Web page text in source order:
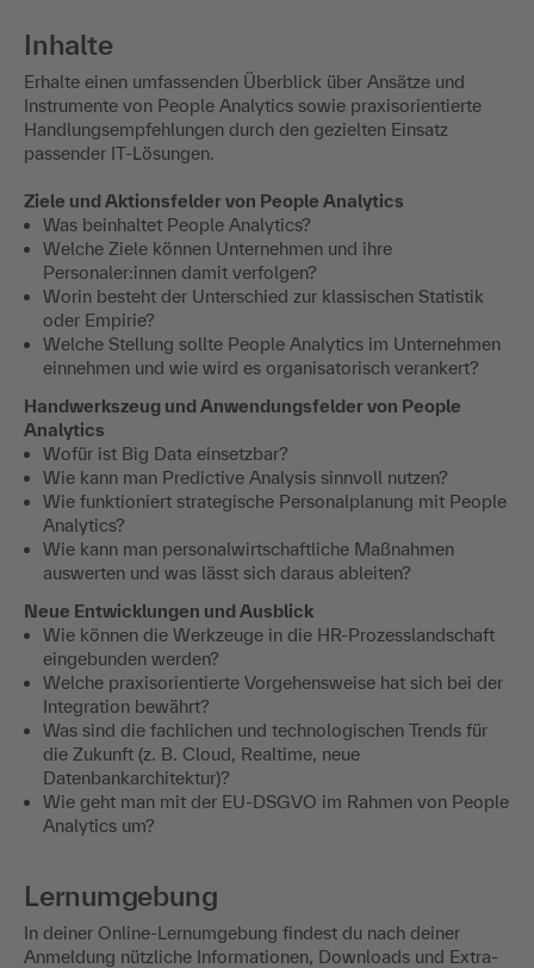
Inhalte
Erhalte einen umfassenden Überblick über Ansätze und
Instrumente von People Analytics sowie praxisorientierte
Handlungsempfehlungen durch den gezielten Einsatz
passender IT-Lösungen.
Ziele und Aktionsfelder von People Analytics
Was beinhaltet People Analytics?
Welche Ziele können Unternehmen und ihre
Personaler:innen damit verfolgen?
Worin besteht der Unterschied zur klassischen Statistik
oder Empirie?
Welche Stellung sollte People Analytics im Unternehmen
einnehmen und wie wird es organisatorisch verankert?
Handwerkszeug und Anwendungsfelder von People
Analytics
Wofür ist Big Data einsetzbar?
Wie kann man Predictive Analysis sinnvoll nutzen?
Wie funktioniert strategische Personalplanung mit People
Analytics?
Wie kann man personalwirtschaftliche Maßnahmen
auswerten und was lässt sich daraus ableiten?
Neue Entwicklungen und Ausblick
Wie können die Werkzeuge in die HR-Prozesslandschaft
eingebunden werden?
Welche praxisorientierte Vorgehensweise hat sich bei der
Integration bewährt?
Was sind die fachlichen und technologischen Trends für
die Zukunft (z. B. Cloud, Realtime, neue
Datenbankarchitektur)?
Wie geht man mit der EU-DSGVO im Rahmen von People
Analytics um?
Lernumgebung
In deiner Online-Lernumgebung findest du nach deiner
Anmeldung nützliche Informationen, Downloads und Extra-